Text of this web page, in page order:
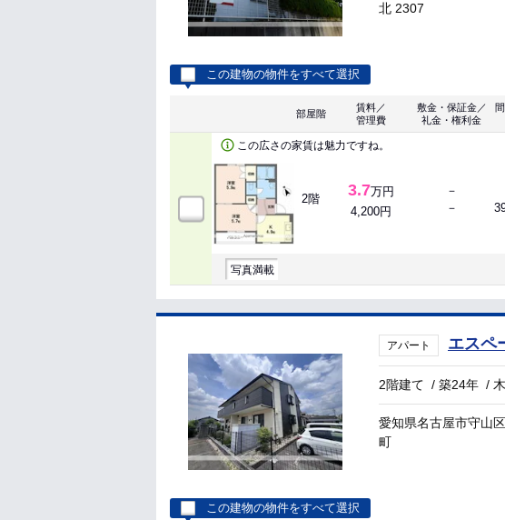
北 2307
この建物の物件をすべて選択
部屋階
賃料／
管理費
敷金・保証金／
礼金・権利金
この広さの家賃は魅力ですね。
2階 3.7万円
4,200円
－
－
写真満載
アパート エスペ
2階建て /築24年 /
愛知県名古屋市守山
町
この建物の物件をすべて選択